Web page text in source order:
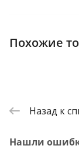
Похожие
Назад к
Нашли